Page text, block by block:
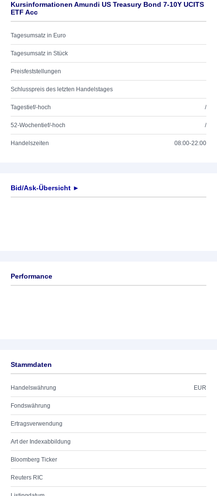
Kursinformationen Amundi US Treasury Bond 7-10Y UCITS
ETF Acc
Tagesumsatz in Euro
Tagesumsatz in Stück
Preisfeststellungen
Schlusspreis des letzten Handelstages
Tagestief/-hoch /
52-Wochentief/-hoch /
Handelszeiten 08:00-22:00
Bid/Ask-Übersicht ►
Performance
Stammdaten
Handelswährung EUR
Fondswährung
Ertragsverwendung
Art der Indexabbildung
Bloomberg Ticker
Reuters RIC